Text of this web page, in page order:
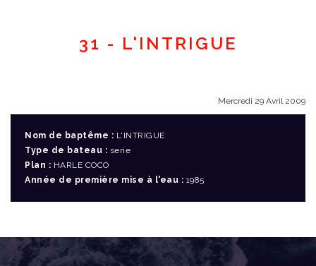
31 - L'INTRIGUE
Mercredi 29 Avril 2009
Nom de baptême : L'INTRIGUE
Type de bateau : serie
Plan : HARLE COCO
Année de première mise à l'eau : 1985